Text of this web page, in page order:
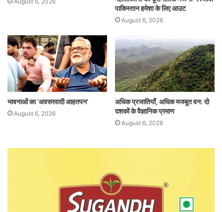
पाकिस्तान हमेशा के लिए आउट
August 6, 2026
भावनाओं का ‘अवसरवादी आहतपन’
August 6, 2026
अधिक प्रजातियाँ, अधिक मजबूत वन: दो
दशकों के वैज्ञानिक प्रमाण
August 6, 2026